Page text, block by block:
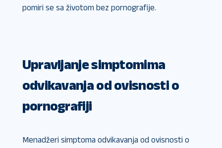
pomiri se sa životom bez pornografije.
Upravljanje simptomima
odvikavanja od ovisnosti o
pornografiji
Menadžeri simptoma odvikavanja od ovisnosti o